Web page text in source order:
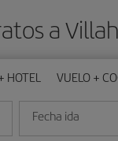
a
HOTEL VUELO +
Fecha ida
Introduce la fecha